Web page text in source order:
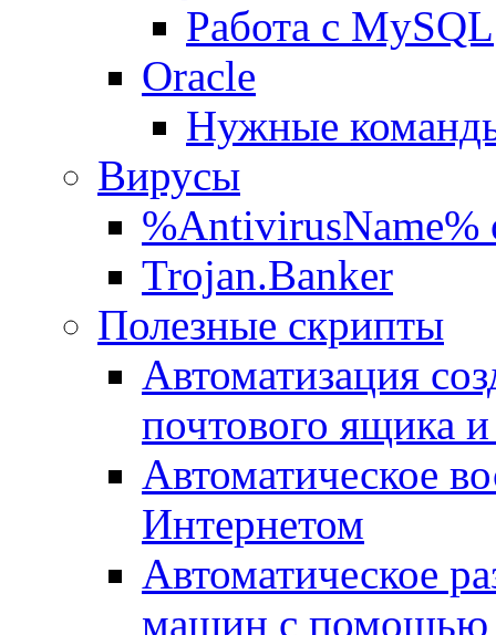
Работа с MySQL
Oracle
Нужные
Вирусы
Trojan.Banker
Полезные скрипты
Автоматизация
почтового ящика
Автоматическое
Интернетом
Автоматическое
машин с помощью